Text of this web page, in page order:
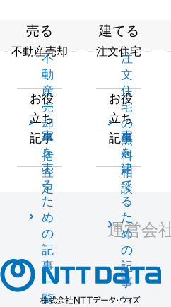
売る
－不動産売却－
不
動
産
売
却
一
括
査
定
お役
立ち
記事
家
を
売
る
た
め
の
記
事
一
覧
建てる
－注文住宅－
注
文
住
宅
の
無
料
相
談
お役
立ち
記事
家
を
建
て
る
た
め
の
記
事
一
運営会